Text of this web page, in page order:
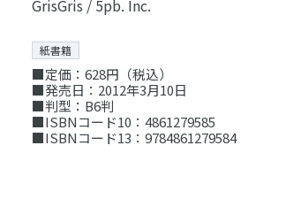
GrisGris / 5pb. Inc.
紙書籍
■定価：628円（税込）
■発売日：2012年3月10日
■判型：B6判
■ISBNコード10：4861279585
■ISBNコード13：9784861279584